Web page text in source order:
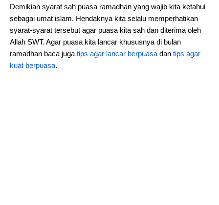
Demikian syarat sah puasa ramadhan yang wajib kita ketahui
sebagai umat islam. Hendaknya kita selalu memperhatikan
syarat-syarat tersebut agar puasa kita sah dan diterima oleh
Allah SWT. Agar puasa kita lancar khususnya di bulan
ramadhan baca juga tips agar lancar berpuasa dan tips agar
kuat berpuasa.